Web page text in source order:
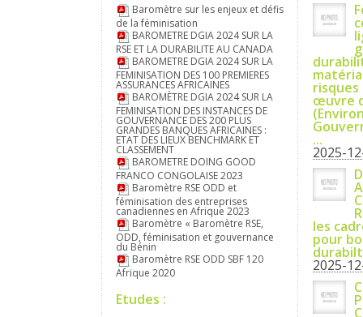
Baromètre sur les enjeux et défis
de la féminisation
BAROMETRE DGIA 2024 SUR LA
RSE ET LA DURABILITE AU CANADA
BAROMETRE DGIA 2024 SUR LA
FEMINISATION DES 100 PREMIERES
ASSURANCES AFRICAINES
BAROMÈTRE DGIA 2024 SUR LA
FEMINISATION DES INSTANCES DE
GOUVERNANCE DES 200 PLUS
GRANDES BANQUES AFRICAINES :
ETAT DES LIEUX BENCHMARK ET
CLASSEMENT
BAROMETRE DOING GOOD
FRANCO CONGOLAISE 2023
Baromètre RSE ODD et
féminisation des entreprises
canadiennes en Afrique 2023
Baromètre « Baromètre RSE,
ODD, féminisation et gouvernance
du Bénin
Baromètre RSE ODD SBF 120
Afrique 2020
Etudes :
risques
œuvre
...
2025-
les
pour
2025-